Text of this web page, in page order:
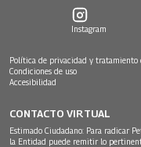
Instagram
Política de privacidad y tratamiento
Condiciones de uso
Accesibilidad
CONTACTO VIRTUAL
Estimado Ciudadano: Para radicar
la Entidad puede remitir lo